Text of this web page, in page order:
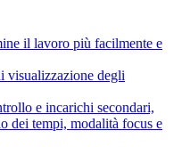
il lavoro più facilmente e
visualizzazione degli
e incarichi secondari,
dei tempi, modalità focus e